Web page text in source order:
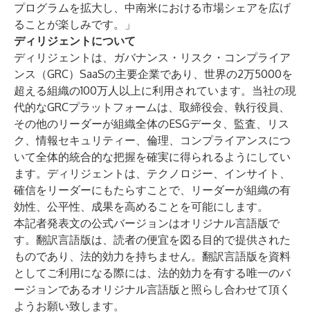
プログラムを拡大し、中南米における市場シェアを広げ
ることが楽しみです。」
ディリジェントについて
ディリジェントは、ガバナンス・リスク・コンプライア
ンス（GRC）SaaSの主要企業であり、世界の2万5000を
超える組織の100万人以上に利用されています。当社の現
代的なGRCプラットフォームは、取締役会、執行役員、
その他のリーダーが組織全体のESGデータ、監査、リス
ク、情報セキュリティー、倫理、コンプライアンスにつ
いて全体的統合的な把握を確実に得られるようにしてい
ます。ディリジェントは、テクノロジー、インサイト、
確信をリーダーにもたらすことで、リーダーが組織の有
効性、公平性、成果を高めることを可能にします。
本記者発表文の公式バージョンはオリジナル言語版で
す。翻訳言語版は、読者の便宜を図る目的で提供された
ものであり、法的効力を持ちません。翻訳言語版を資料
としてご利用になる際には、法的効力を有する唯一のバ
ージョンであるオリジナル言語版と照らし合わせて頂く
ようお願い致します。